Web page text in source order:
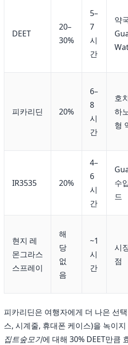
DEET
20–
30%
5–
7
시
간
약
피카리딘 20%
6–
8
시
간
호
하
형
IR3535 20%
4–
6
시
간
수
드
현지 레
몬그라스
스프레이
해
당
없
음
~1
시
간
시
점
피카리딘은 여행자에게 더 나은 선
스, 시계줄, 휴대폰 케이스)을 녹이
집트숲모기에 대해 30% DEET만큼